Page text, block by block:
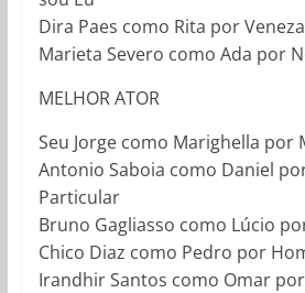
Dira Paes como Rita por Veneza
Marieta Severo como Ada por
MELHOR ATOR
Seu Jorge como Marighella por
Antonio Saboia como Daniel
Particular
Bruno Gagliasso como Lúcio
Chico Diaz como Pedro por
Irandhir Santos como Omar